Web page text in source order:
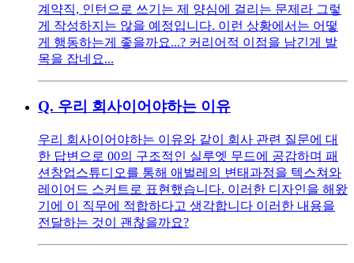
계약직, 인턴으로 쓰기는 제 양심에 걸리는 문제라 그렇
게 작성하지는 않을 예정입니다. 이런 상황에서는 어떻
게 행동하는게 좋을까요...? 커리어적 이점을 남긴게 발
목을 잡네요...
Q. 우리 회사이어야하는 이유
우리 회사이어야하는 이유와 같이 회사 관련 질문에 대
한 답변으로 00의 구조적인 실루엣 무드에 공감하며 패
션창업스튜디오를 통해 애벌레의 변태과정을 텍스쳐와
레이어드 스커트로 표현했습니다. 이러한 디자인을 해왔
기에 이 직무에 적합하다고 생각합니다 이러한 내용을
전달하는 것이 괜찮을까요?